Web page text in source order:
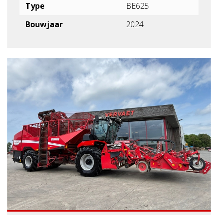
Type
BE625
Bouwjaar
2024